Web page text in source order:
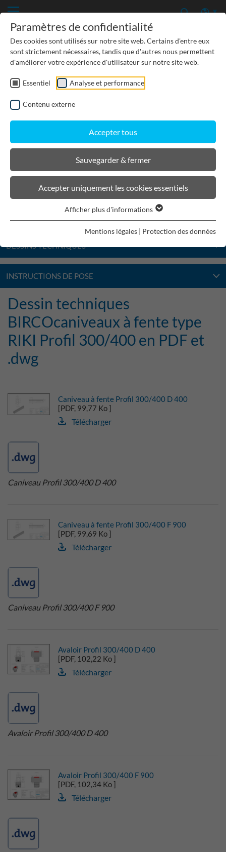
Dessins techniques
TÉLÉCHARGEMENTS
DESSINS TECHNIQUES
INSTRUCTIONS DE POSE
Dessin techniques
BIRCOcaniveaux à fente type
RIKI Profil 300/400 en PDF et
.dwg
Caniveau à fente Profil 300/400 D 400
[PDF, 99,77 Ko ]
Télécharger
Caniveau Profil 300/400 D 400
Caniveau à fente Profil 300/400 F 900
[PDF, 99,69 Ko ]
Télécharger
Caniveau Profil 300/400 F 900
Avaloir Profil 300/400 D 400
[PDF, 102,22 Ko ]
Télécharger
Avaloir Profil 300/400 D 400
Avaloir Profil 300/400 F 900
[PDF, 102,34 Ko ]
Télécharger
Paramètres de confidentialité
Des cookies sont utilisés sur notre site web. Certains d'entre eux
sont strictement nécessaires, tandis que d'autres nous permettent
d'améliorer votre expérience d'utilisateur sur notre site web.
Essentiel Analyse et performance
Contenu externe
Accepter tous
Sauvegarder & fermer
Accepter uniquement les cookies essentiels
Afficher plus d'informations
Mentions légales | Protection des données